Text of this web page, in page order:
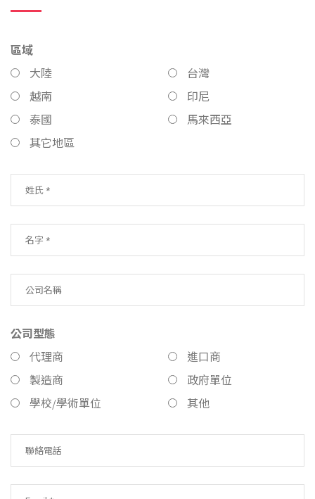
區域
大陸
台灣
越南
印尼
泰國
馬來西亞
其它地區
公司型態
代理商
進口商
製造商
政府單位
學校/學術單位
其他